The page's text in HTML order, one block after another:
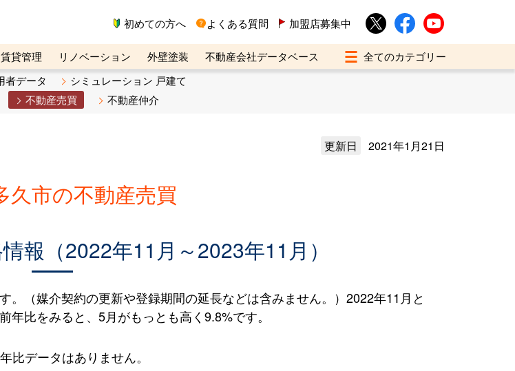
初めての方へ よくある質問 加盟店募集中
賃貸管理 リノベーション 外壁塗装
不動産会社データベース
ガジンBiz 不動産売却ご相談デスク
者データ
シミュレーション 戸建て
不動産売買 不動産仲介
更新日 2021年1月21日
久市の不動産売買
報（2022年11月～2023年11月）
。（媒介契約の更新や登録期間の延長などは含みません。）2022年11月と
比をみると、5月がもっとも高く9.8%です。
比データはありません。